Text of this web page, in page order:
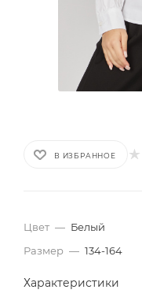
В ИЗБРАННОЕ
Цвет — Белый
Размер — 134-164
Характеристики